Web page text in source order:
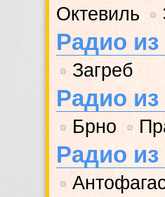
Октевиль
•
Радио из
• Загреб
Радио из
• Брно •
Радио из
•